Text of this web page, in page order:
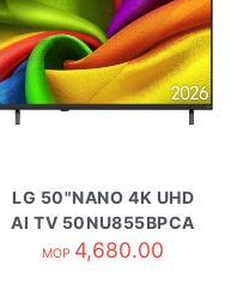
LG 50"NANO 4K UHD
AI TV 50NU855BPCA
MOP 4,680.00